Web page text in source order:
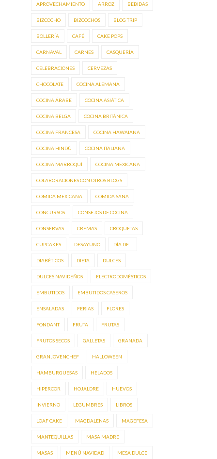
APROVECHAMIENTO ARROZ BEBIDAS
BIZCOCHO BIZCOCHOS BLOG TRIP
BOLLERÍA CAFÉ CAKE POPS
CARNAVAL CARNES CASQUERÍA
CELEBRACIONES CERVEZAS
CHOCOLATE COCINA ALEMANA
COCINA ÁRABE COCINA ASIÁTICA
COCINA BELGA COCINA BRITÁNICA
COCINA FRANCESA COCINA HAWAIANA
COCINA HINDÚ COCINA ITALIANA
COCINA MARROQUÍ COCINA MEXICANA
COLABORACIONES CON OTROS BLOGS
COMIDA MEXICANA COMIDA SANA
CONCURSOS CONSEJOS DE COCINA
CONSERVAS CREMAS CROQUETAS
CUPCAKES DESAYUNO DÍA DE...
DIABÉTICOS DIETA DULCES
DULCES NAVIDEÑOS ELECTRODOMÉSTICOS
EMBUTIDOS EMBUTIDOS CASEROS
ENSALADAS FERIAS FLORES
FONDANT FRUTA FRUTAS
FRUTOS SECOS GALLETAS GRANADA
GRANJOVENCHEF HALLOWEEN
HAMBURGUESAS HELADOS
HIPERCOR HOJALDRE HUEVOS
INVIERNO LEGUMBRES LIBROS
LOAF CAKE MAGDALENAS MAGEFESA
MANTEQUILLAS MASA MADRE
MASAS MENÚ NAVIDAD MESA DULCE